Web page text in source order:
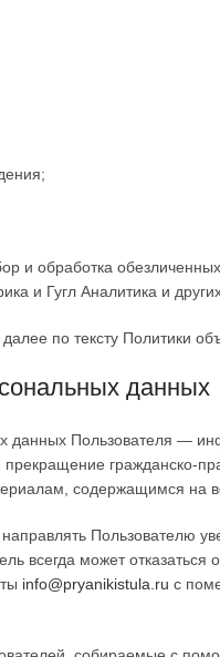
и обработка
и Гугл Аналитика и
по тексту Политики
данных
данных Пользователя —
гражданско-
содержащимся на
Пользователю
всегда может
info@pryanikistula.ru с